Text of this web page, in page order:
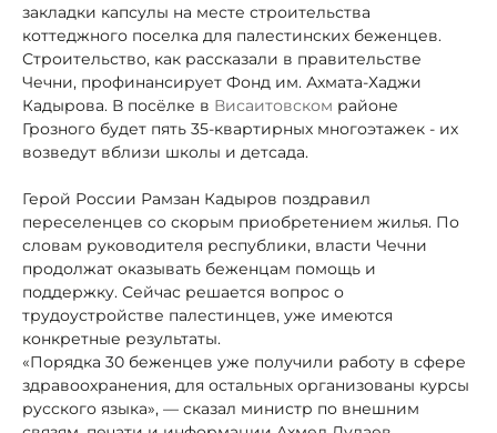
закладки капсулы на месте строительства
коттеджного поселка для палестинских беженцев.
Строительство, как рассказали в правительстве
Чечни, профинансирует Фонд им. Ахмата-Хаджи
Кадырова. В посёлке в Висаитовском районе
Грозного будет пять 35-квартирных многоэтажек - их
возведут вблизи школы и детсада.
Герой России Рамзан Кадыров поздравил
переселенцев со скорым приобретением жилья. По
словам руководителя республики, власти Чечни
продолжат оказывать беженцам помощь и
поддержку. Сейчас решается вопрос о
трудоустройстве палестинцев, уже имеются
конкретные результаты.
«Порядка 30 беженцев уже получили работу в сфере
здравоохранения, для остальных организованы курсы
русского языка», — сказал министр по внешним